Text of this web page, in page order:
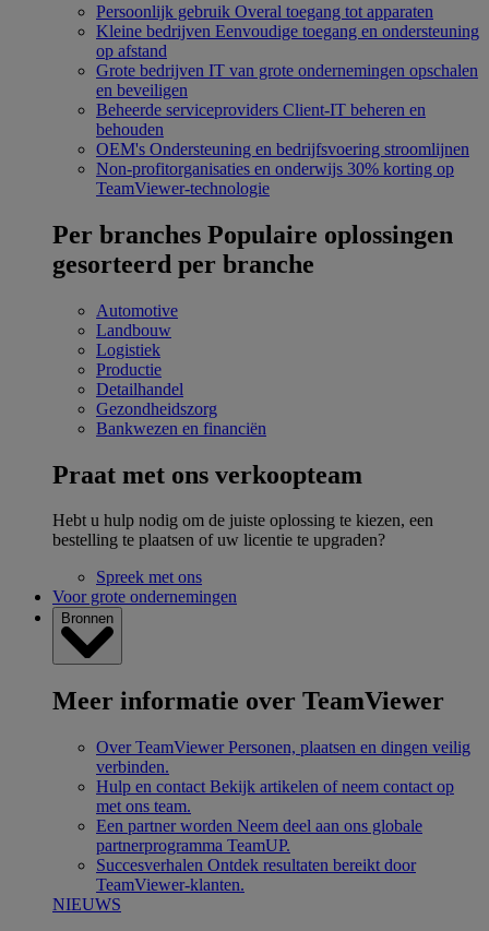
Persoonlijk gebruik Overal toegang tot apparaten
Kleine bedrijven Eenvoudige toegang en ondersteuning
op afstand
Grote bedrijven IT van grote ondernemingen opschalen
en beveiligen
Beheerde serviceproviders Client-IT beheren en
behouden
OEM's Ondersteuning en bedrijfsvoering stroomlijnen
Non-profitorganisaties en onderwijs 30% korting op
TeamViewer-technologie
Per branches Populaire oplossingen
gesorteerd per branche
Automotive
Landbouw
Logistiek
Productie
Detailhandel
Gezondheidszorg
Bankwezen en financiën
Praat met ons verkoopteam
Hebt u hulp nodig om de juiste oplossing te kiezen, een
bestelling te plaatsen of uw licentie te upgraden?
Spreek met ons
Voor grote ondernemingen
Bronnen
Meer informatie over TeamViewer
Over TeamViewer Personen, plaatsen en dingen veilig
verbinden.
Hulp en contact Bekijk artikelen of neem contact op
met ons team.
Een partner worden Neem deel aan ons globale
partnerprogramma TeamUP.
Succesverhalen Ontdek resultaten bereikt door
TeamViewer-klanten.
NIEUWS